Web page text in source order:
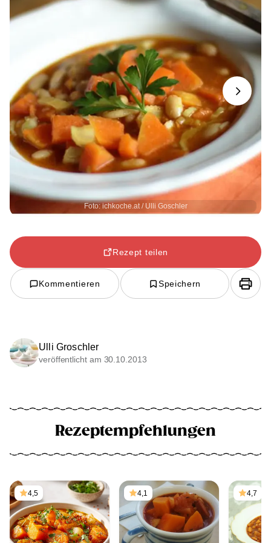
Foto: ichkoche.at / Ulli Goschler
Next
Rezept teilen
Kommentieren Speichern
Ulli Groschler
veröffentlicht am 30.10.2013
Rezeptempfehlungen
4,5 4,1 4,7